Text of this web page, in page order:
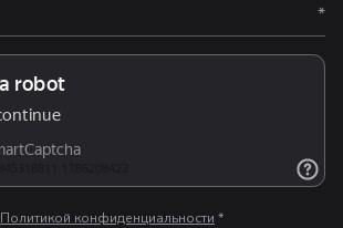
*
Политикой конфиденциальности *